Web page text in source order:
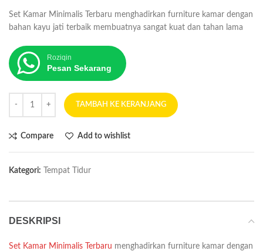
Set Kamar Minimalis Terbaru menghadirkan furniture kamar dengan
bahan kayu jati terbaik membuatnya sangat kuat dan tahan lama
Roziqin
Pesan Sekarang
TAMBAH KE KERANJANG
Compare Add to wishlist
Kategori: Tempat Tidur
DESKRIPSI
Set Kamar Minimalis Terbaru menghadirkan furniture kamar dengan